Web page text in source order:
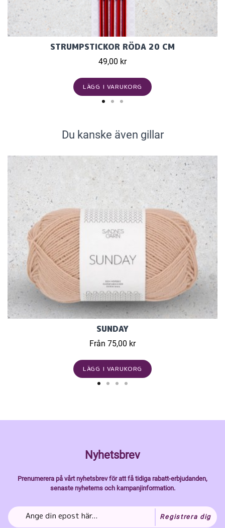
STRUMPSTICKOR RÖDA 20 CM
49,00 kr
LÄGG I VARUKORG
Du kanske även gillar
SUNDAY
Från 75,00 kr
LÄGG I VARUKORG
Nyhetsbrev
Prenumerera på vårt nyhetsbrev för att få tidiga rabatt-erbjudanden,
senaste nyheterns och kampanjinformation.
Registrera dig